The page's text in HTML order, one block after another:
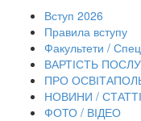
Вступ 2026
Правила вступу
Факультети /
ВАРТІСТЬ
ПРО
НОВИНИ / СТАТТІ
ФОТО / ВІДЕО